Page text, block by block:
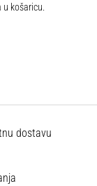
košaricu.
dostavu